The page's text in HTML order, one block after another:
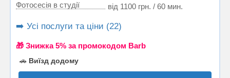
Фотосесія в студії від 1100 грн. / 60 мин.
➡️ Усі послуги та ціни (22)
🎁 Знижка 5% за промокодом Barb
🚗 Виїзд додому